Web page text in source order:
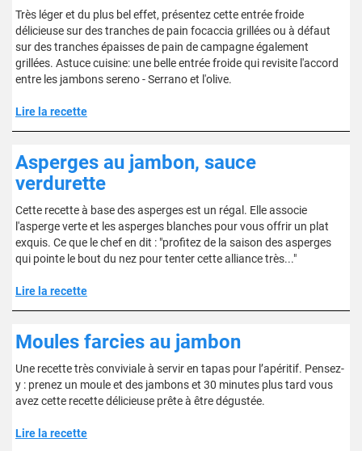
Très léger et du plus bel effet, présentez cette entrée froide
délicieuse sur des tranches de pain focaccia grillées ou à défaut
sur des tranches épaisses de pain de campagne également
grillées. Astuce cuisine: une belle entrée froide qui revisite l'accord
entre les jambons sereno - Serrano et l'olive.
Lire la recette
Asperges au jambon, sauce
verdurette
Cette recette à base des asperges est un régal. Elle associe
l'asperge verte et les asperges blanches pour vous offrir un plat
exquis. Ce que le chef en dit : "profitez de la saison des asperges
qui pointe le bout du nez pour tenter cette alliance très..."
Lire la recette
Moules farcies au jambon
Une recette très conviviale à servir en tapas pour l’apéritif. Pensez-
y : prenez un moule et des jambons et 30 minutes plus tard vous
avez cette recette délicieuse prête à être dégustée.
Lire la recette